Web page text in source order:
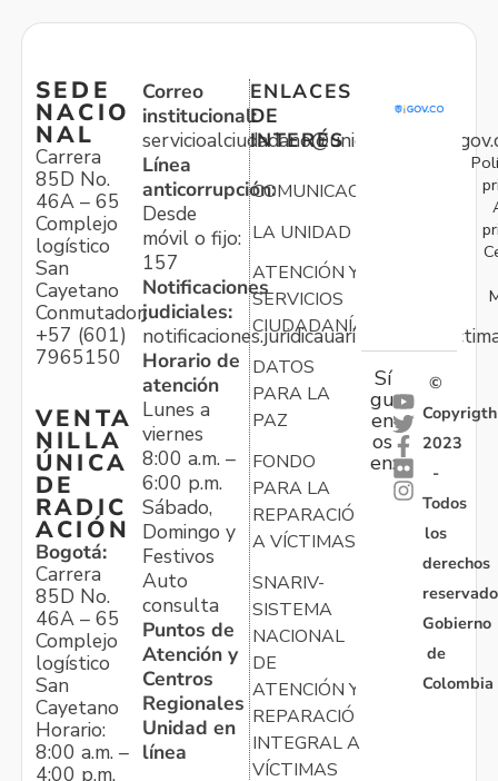
SEDE
NACIO
NAL
Carrera
85D No.
46A – 65
Complejo
logístico
San
Cayetano
Conmutador:
+57 (601)
7965150
VENTA
NILLA
ÚNICA
DE
RADIC
ACIÓN
Bogotá:
Carrera
85D No.
46A – 65
Complejo
logístico
San
Cayetano
Horario:
8:00 a.m. –
4:00 p.m.
Correo
institucional:
Línea
anticorrupción:
Desde
móvil o fijo:
157
Notificaciones
judiciales:
Horario de
atención
Lunes a
viernes
8:00 a.m. –
6:00 p.m.
Sábado,
Domingo y
Festivos
Auto
consulta
Puntos de
Atención y
Centros
Regionales
Unidad en
línea
ENLACES
DE
INTERÉS
COMUNICACIONES
LA UNIDAD
ATENCIÓN Y
SERVICIOS
CIUDADANÍA
DATOS
PARA LA
PAZ
FONDO
PARA LA
REPARACIÓN
A VÍCTIMAS
SNARIV-
SISTEMA
NACIONAL
DE
ATENCIÓN Y
REPARACIÓN
INTEGRAL A
VÍCTIMAS
Sí
gu
en
os
en:
©
Copyrigth
2023
-
Todos
los
derechos
Gobierno
de
Colombia